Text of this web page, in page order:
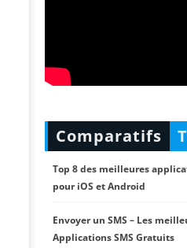
Comparatifs
Top 8 des meilleures
pour iOS et Android
Envoyer un SMS – Les
Applications SMS Gratuits